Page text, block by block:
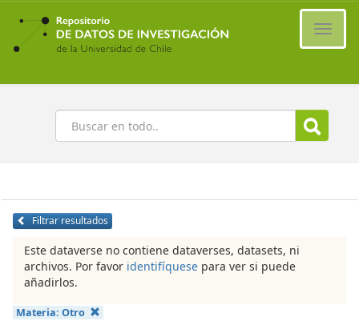
Ir
contenido
principal
Buscar
Filtrar resultados
Este dataverse no contiene dataverses, datasets, ni
archivos. Por favor identifíquese para ver si puede
añadirlos.
Materia: Otro